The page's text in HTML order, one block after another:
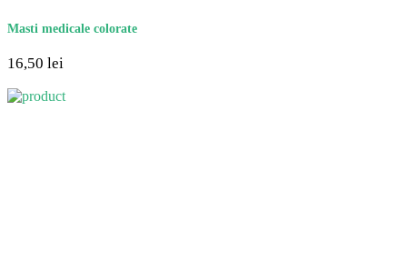
Masti medicale colorate
16,50 lei